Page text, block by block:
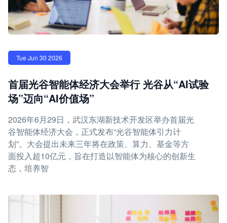
Tue Jun 30 2026
首届光谷智能体经济大会举行 光谷从“AI试验
场”迈向“AI价值场”
2026年6月29日，武汉东湖新技术开发区举办首届光
谷智能体经济大会，正式发布“光谷智能体引力计
划”。大会提出未来三年将在政策、算力、基金等方
面投入超10亿元，旨在打造以智能体为核心的创新生
态，培养智